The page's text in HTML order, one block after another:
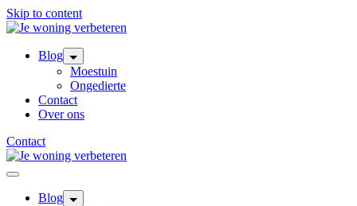
Skip to content
Blog
Moestuin
Ongedierte
Contact
Over ons
Contact
Blog